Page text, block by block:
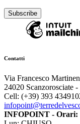
Contatti
Via Francesco
24020 Scanzorosciate
Cell: (+39) 393
INFOPOINT - Orari: